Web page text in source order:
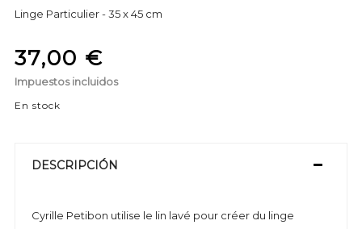
Linge Particulier - 35 x 45 cm
37,00 €
Impuestos incluidos
En stock
DESCRIPCIÓN
Cyrille Petibon utilise le lin lavé pour créer du linge